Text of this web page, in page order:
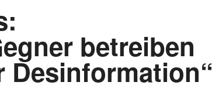
betreiben
Desinformation“